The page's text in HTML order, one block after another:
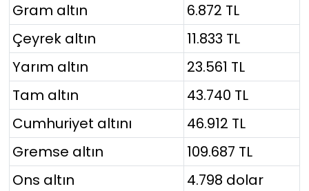
Gram altın
6.872 TL
Çeyrek altın
11.833 TL
Yarım altın
23.561 TL
Tam altın
43.740 TL
Cumhuriyet altını
46.912 TL
Gremse altın
109.687 TL
Ons altın
4.798 dolar